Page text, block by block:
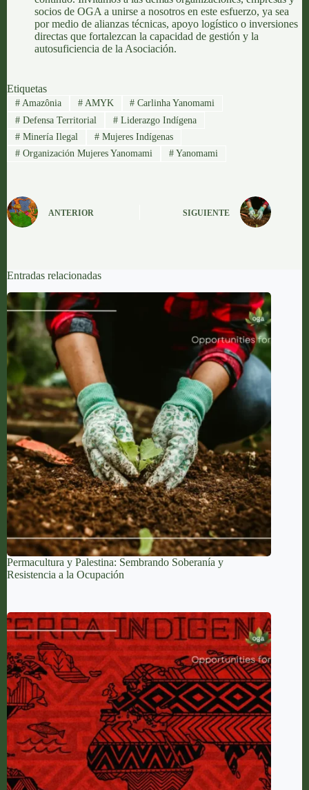
socios de OGA a unirse a nosotros en este esfuerzo, ya sea
por medio de alianzas técnicas, apoyo logístico o inversiones
directas que fortalezcan la capacidad de gestión y la
autosuficiencia de la Asociación.
Etiquetas
#Amazônia #AMYK # Carlinha Yanomami
#Defensa Territorial #Liderazgo Indígena
#Minería Ilegal #Mujeres Indígenas
#Organización Mujeres Yanomami #Yanomami
ANTERIOR SIGUIENTE
Entradas relacionadas
Permacultura y Palestina: Sembrando Soberanía y
Resistencia a la Ocupación